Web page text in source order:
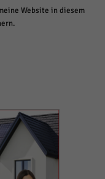
Website in diesem